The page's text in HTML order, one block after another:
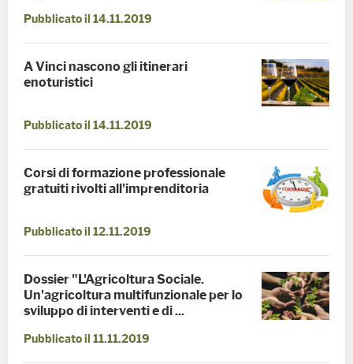
Pubblicato il 14.11.2019
A Vinci nascono gli itinerari
enoturistici
Pubblicato il 14.11.2019
Corsi di formazione professionale
gratuiti rivolti all'imprenditoria
Pubblicato il 12.11.2019
Dossier "L'Agricoltura Sociale.
Un'agricoltura multifunzionale per lo
sviluppo di interventi e di ...
Pubblicato il 11.11.2019